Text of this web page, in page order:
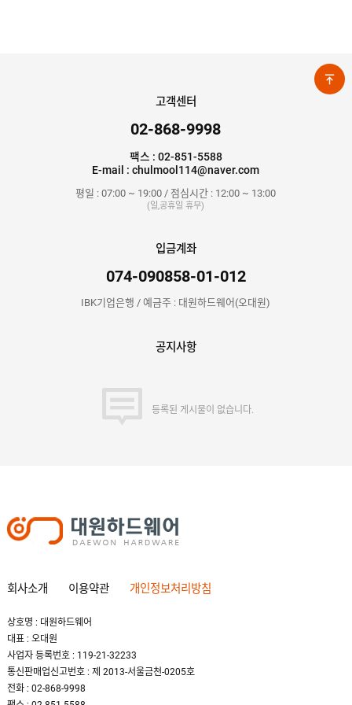
고객센터
02-868-9998
팩스 : 02-851-5588
E-mail : chulmool114@naver.com
평일 : 07:00 ~ 19:00 / 점심시간 : 12:00 ~ 13:00
(일,공휴일 휴무)
입금계좌
074-090858-01-012
IBK기업은행 / 예금주 : 대원하드웨어(오대원)
공지사항
등록된 게시물이 없습니다.
회사소개 이용약관 개인정보처리방침
상호명 : 대원하드웨어
대표 : 오대원
사업자 등록번호 : 119-21-32233
통신판매업신고번호 : 제 2013-서울금천-0205호
전화 : 02-868-9998